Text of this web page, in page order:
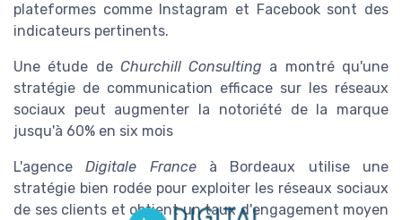
plateformes comme Instagram et Facebook sont des
indicateurs pertinents.
Une étude de Churchill Consulting a montré qu'une
stratégie de communication efficace sur les réseaux
sociaux peut augmenter la notoriété de la marque
jusqu'à 60% en six mois
L'agenceDigitale Franceà Bordeaux utilise une
stratégie bien rodée pour exploiter les réseaux sociaux
de ses clients et obtient un taux d'engagement moyen